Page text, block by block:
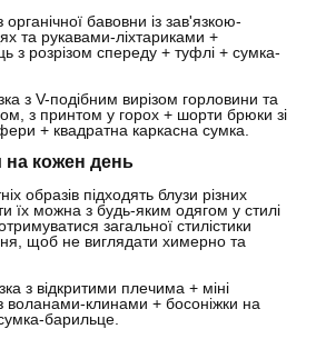
бавовни із зав'язкою-
та рукавами-ліхтариками +
з розрізом спереду + туфлі + сумка-
з V-подібним вирізом горловини та
з принтом у горох + шорти брюки зі
+ квадратна каркасна сумка.
на кожен день
образів підходять блузи різних
їх можна з будь-яким одягом у стилі
загальної стилістики
щоб не виглядати химерно та
з відкритими плечима + міні
воланами-клинами + босоніжки на
барильце.